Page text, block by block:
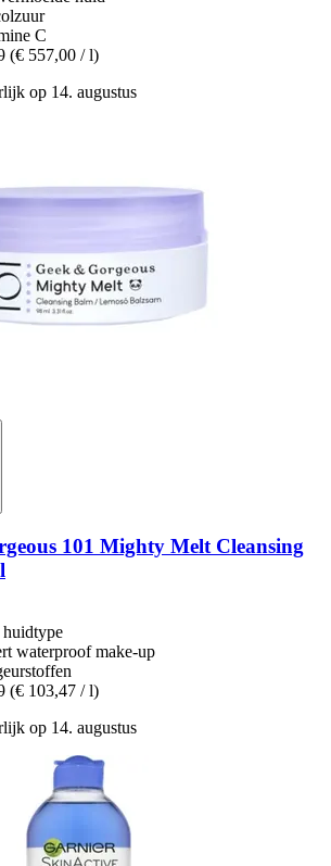
C
(€ 557,00 / l)
op 14. augustus
101 Mighty Melt Cleansing
waterproof make-up
(€ 103,47 / l)
op 14. augustus